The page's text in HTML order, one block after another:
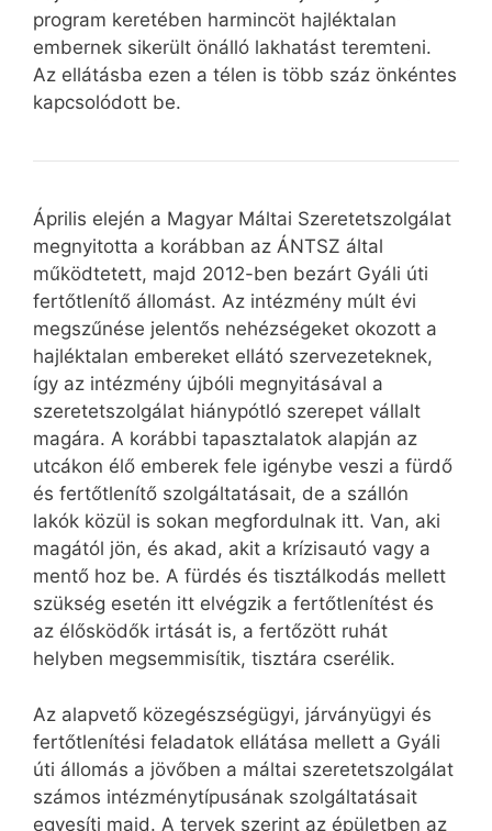
program keretében harmincöt hajléktalan
embernek sikerült önálló lakhatást teremteni.
Az ellátásba ezen a télen is több száz önkéntes
kapcsolódott be.
Április elején a Magyar Máltai Szeretetszolgálat
megnyitotta a korábban az ÁNTSZ által
működtetett, majd 2012-ben bezárt Gyáli úti
fertőtlenítő állomást. Az intézmény múlt évi
megszűnése jelentős nehézségeket okozott a
hajléktalan embereket ellátó szervezeteknek,
így az intézmény újbóli megnyitásával a
szeretetszolgálat hiánypótló szerepet vállalt
magára. A korábbi tapasztalatok alapján az
utcákon élő emberek fele igénybe veszi a fürdő
és fertőtlenítő szolgáltatásait, de a szállón
lakók közül is sokan megfordulnak itt. Van, aki
magától jön, és akad, akit a krízisautó vagy a
mentő hoz be. A fürdés és tisztálkodás mellett
szükség esetén itt elvégzik a fertőtlenítést és
az élősködők irtását is, a fertőzött ruhát
helyben megsemmisítik, tisztára cserélik.
Az alapvető közegészségügyi, járványügyi és
fertőtlenítési feladatok ellátása mellett a Gyáli
úti állomás a jövőben a máltai szeretetszolgálat
számos intézménytípusának szolgáltatásait
egyesíti majd. A tervek szerint az épületben az